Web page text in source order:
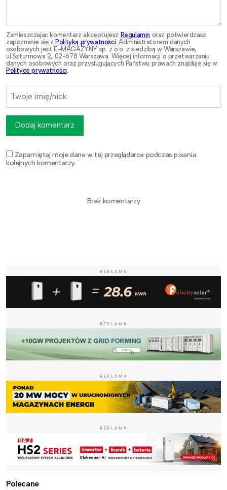
Zamieszczając komentarz akceptujesz Regulamin oraz potwierdzasz
zapoznanie się z Polityką prywatności. Administratorem danych
osobowych jest E-MAGAZYNY sp. z o.o. z siedzibą w Warszawie,
ul.Szturmowa 2, 02-678 Warszawa. Więcej informacji o przetwarzaniu
danych osobowych oraz przysługujących Państwu prawach znajduje się w
Polityce prywatności.
Zapamiętaj moje dane w tej przeglądarce podczas pisania
kolejnych komentarzy.
Dodaj komentarz
Brak komentarzy
REKLAMA
REKLAMA
REKLAMA
REKLAMA
Polecane